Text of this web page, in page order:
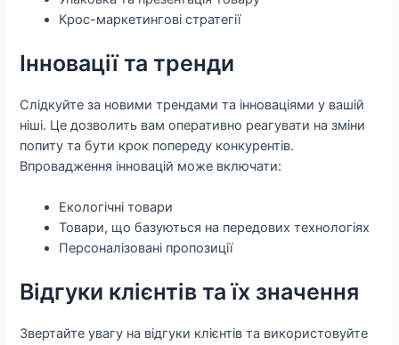
Крос-маркетингові стратегії
Інновації та тренди
Слідкуйте за новими трендами та інноваціями у вашій
ніші. Це дозволить вам оперативно реагувати на зміни
попиту та бути крок попереду конкурентів.
Впровадження інновацій може включати:
Екологічні товари
Товари, що базуються на передових технологіях
Персоналізовані пропозиції
Відгуки клієнтів та їх значення
Звертайте увагу на відгуки клієнтів та використовуйте